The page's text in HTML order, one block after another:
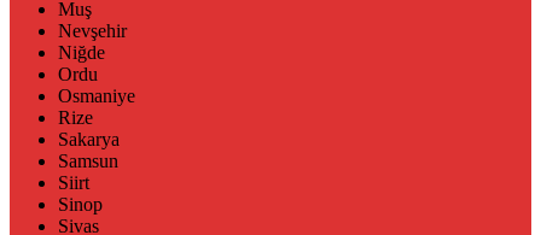
Muş
Nevşehir
Niğde
Ordu
Osmaniye
Rize
Sakarya
Samsun
Siirt
Sinop
Sivas